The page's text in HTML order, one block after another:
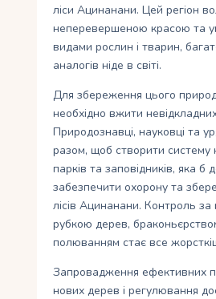
ліси Ацинанани. Цей регіон
неперевершеною красою та
видами рослин і тварин,
аналогів ніде в світі.
Для збереження цього
необхідно вжити
Природознавці, науковці та
разом, щоб створити систему
парків та заповідників, яка б
забезпечити охорону та
лісів Ацинанани. Контроль
рубкою дерев,
полюванням стає все
Запровадження ефективних
нових дерев і регулювання